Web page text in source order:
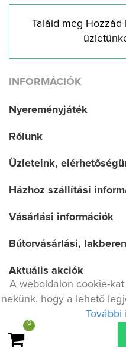
0
A TELJES
Találd meg Hozzád
INFORMÁCIÓK
Nyereményjáték
Rólunk
Üzleteink,
Házhoz szállítási
Vásárlási információk
Bútorvásárlási,
Aktuális akciók
Jogi nyilatkozat
Adatvédelmi irányelv
A weboldalon cookie-
nekünk, hogy a lehető
További